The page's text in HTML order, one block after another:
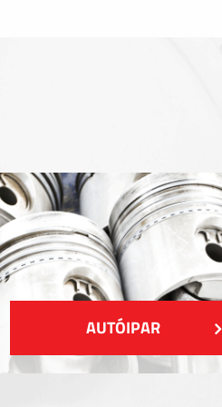
MUTASS TÖBBET
AUTÓIPAR